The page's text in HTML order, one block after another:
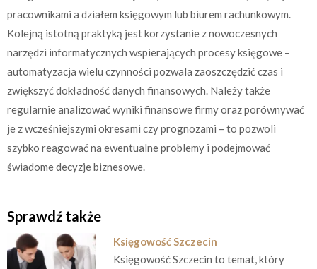
pracownikami a działem księgowym lub biurem rachunkowym.
Kolejną istotną praktyką jest korzystanie z nowoczesnych
narzędzi informatycznych wspierających procesy księgowe –
automatyzacja wielu czynności pozwala zaoszczędzić czas i
zwiększyć dokładność danych finansowych. Należy także
regularnie analizować wyniki finansowe firmy oraz porównywać
je z wcześniejszymi okresami czy prognozami – to pozwoli
szybko reagować na ewentualne problemy i podejmować
świadome decyzje biznesowe.
Sprawdź także
Księgowość Szczecin
Księgowość Szczecin to temat, który